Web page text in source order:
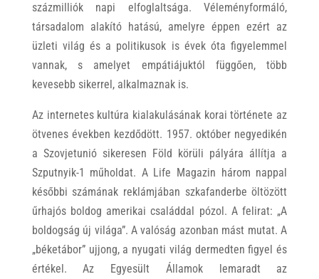
százmilliók napi elfoglaltsága. Véleményformáló,
társadalom alakító hatású, amelyre éppen ezért az
üzleti világ és a politikusok is évek óta figyelemmel
vannak, s amelyet empátiájuktól függően, több
kevesebb sikerrel, alkalmaznak is.
Az internetes kultúra kialakulásának korai története az
ötvenes években kezdődött. 1957. október negyedikén
a Szovjetunió sikeresen Föld körüli pályára állítja a
Szputnyik-1 műholdat. A Life Magazin három nappal
későbbi számának reklámjában szkafanderbe öltözött
űrhajós boldog amerikai családdal pózol. A felirat: „A
boldogság új világa”. A valóság azonban mást mutat. A
„béketábor” ujjong, a nyugati világ dermedten figyel és
értékel. Az Egyesült Államok lemaradt az